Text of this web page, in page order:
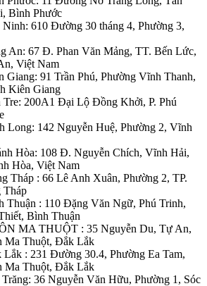
Bình Phước
610 Đường 30 tháng 4, Phường 3,
An: 67 Đ. Phan Văn Mảng, TT. Bến Lức,
Việt Nam
91 Trần Phú, Phường Vĩnh Thanh,
Kiên Giang
200A1 Đại Lộ Đồng Khởi, P. Phú
Long: 142 Nguyễn Huệ, Phường 2, Vĩnh
Hòa: 108 Đ. Nguyễn Chích, Vĩnh Hải,
Hòa, Việt Nam
Tháp : 66 Lê Anh Xuân, Phường 2, TP.
Tháp
Thuận : 110 Đặng Văn Ngữ, Phú Trinh,
Bình Thuận
MA THUỘT : 35 Nguyễn Du, Tự An,
Ma Thuột, Đắk Lắk
: 231 Đường 30.4, Phường Ea Tam,
Ma Thuột, Đắk Lắk
36 Nguyễn Văn Hữu, Phường 1, Sóc